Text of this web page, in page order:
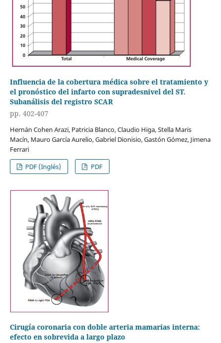
Influencia de la cobertura médica sobre el tratamiento y
el pronóstico del infarto con supradesnivel del ST.
Subanálisis del registro SCAR
pp. 402-407
Hernán Cohen Arazi, Patricia Blanco, Claudio Higa, Stella Maris
Macín, Mauro García Aurelio, Gabriel Dionisio, Gastón Gómez, Jimena
Ferrari
PDF (Inglés)
PDF
Cirugía coronaria con doble arteria mamarias interna:
efecto en sobrevida a largo plazo